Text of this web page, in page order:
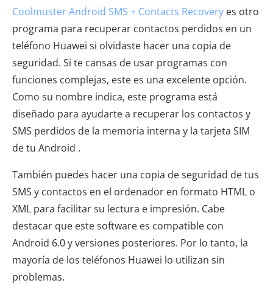
Coolmuster Android SMS + Contacts Recovery es otro
programa para recuperar contactos perdidos en un
teléfono Huawei si olvidaste hacer una copia de
seguridad. Si te cansas de usar programas con
funciones complejas, este es una excelente opción.
Como su nombre indica, este programa está
diseñado para ayudarte a recuperar los contactos y
SMS perdidos de la memoria interna y la tarjeta SIM
de tu Android .
También puedes hacer una copia de seguridad de tus
SMS y contactos en el ordenador en formato HTML o
XML para facilitar su lectura e impresión. Cabe
destacar que este software es compatible con
Android 6.0 y versiones posteriores. Por lo tanto, la
mayoría de los teléfonos Huawei lo utilizan sin
problemas.